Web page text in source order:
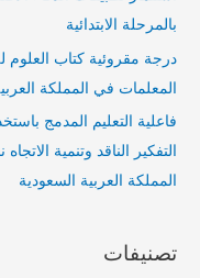
بالمرحلة الابتدائية
درجة مقروئية كتاب
المعلمات في المملكة
فاعلية التعليم المدمج
التفكير الناقد وتنمية
المملكة العربية السعودية
تصنيفات